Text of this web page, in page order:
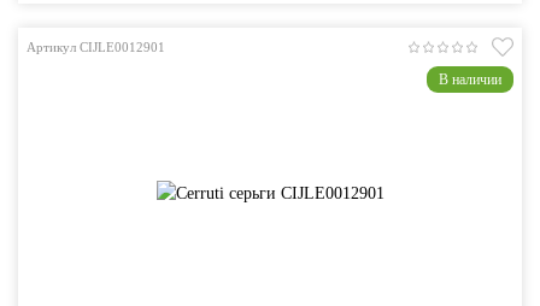
Артикул CIJLE0012901
В наличии